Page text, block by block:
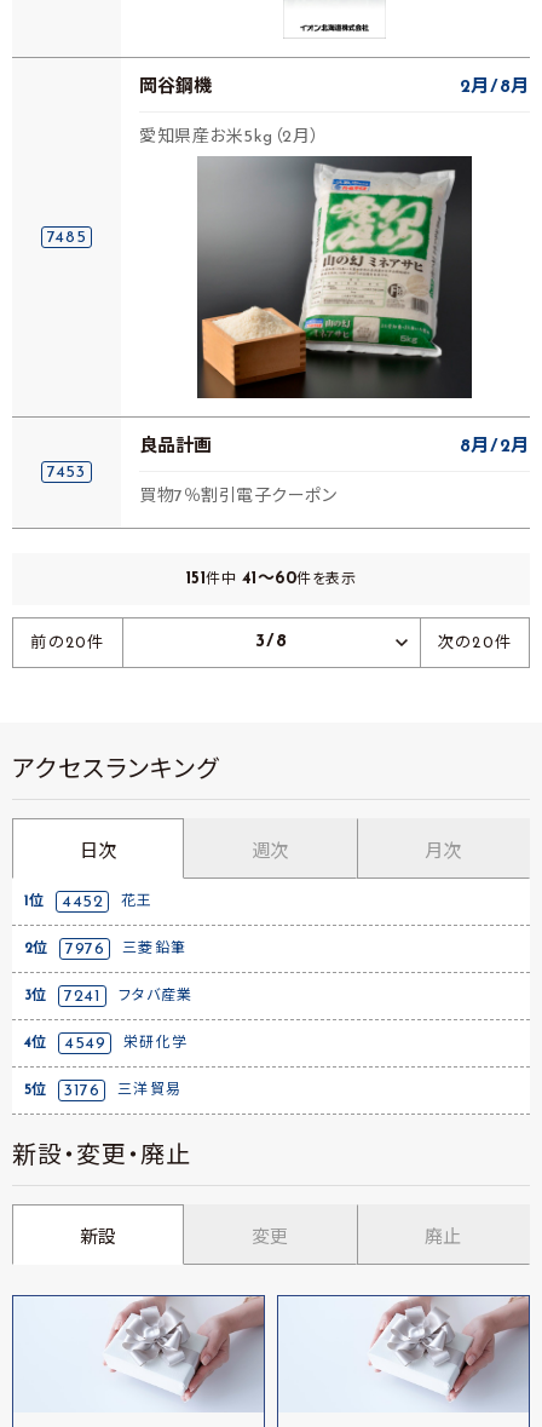
7485
岡谷鋼機 2月 8月
愛知県産お米5kg（2月）
7453
良品計画 8月 2月
買物7％割引電子クーポン
151件中 41～60件を表示
前の20件 3/8 次の20件
アクセスランキング
日次 週次 月次
1位 4452 花王
2位 7976 三菱鉛筆
3位 7241 フタバ産業
4位 4549 栄研化学
5位 3176 三洋貿易
新設・変更・廃止
新設 変更 廃止